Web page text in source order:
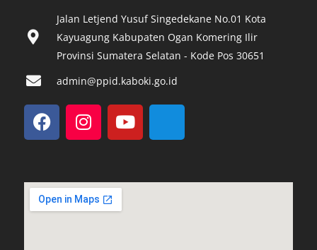
Jalan Letjend Yusuf Singedekane No.01 Kota
Kayuagung Kabupaten Ogan Komering Ilir
Provinsi Sumatera Selatan - Kode Pos 30651‎
admin@ppid.kaboki.go.id
F
a
c
b
o
o
I
n
s
a
g
r
Y
o
u
u
I
o
-